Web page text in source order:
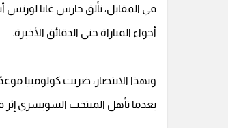
في المقابل، تألق حارس غانا
أجواء المباراة حتى الدقائق الأخيرة.
بعدما تأهل المنتخب السويسري إثر